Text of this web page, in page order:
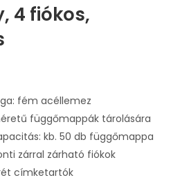
4 fiókos,
fém acéllemez
függőmappák tárolására
kb. 50 db függőmappa
zárral zárható fiókok
címketartók